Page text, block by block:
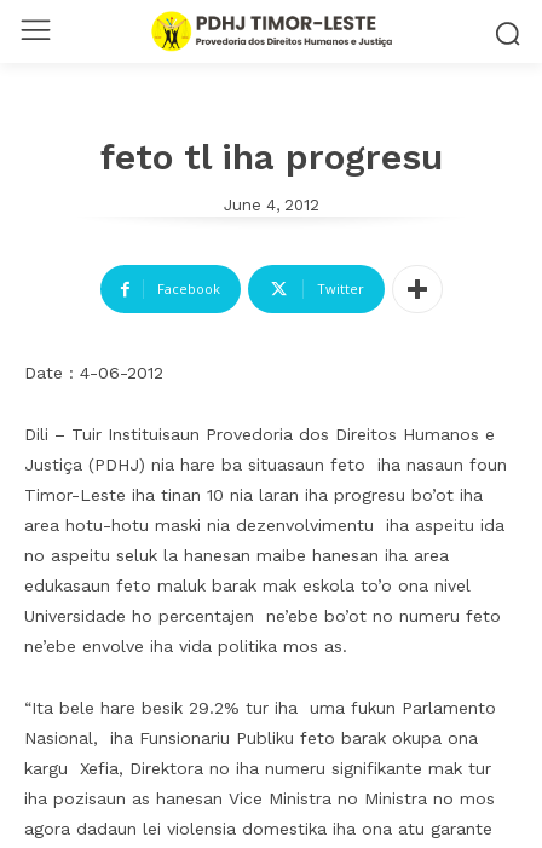
feto tl iha progresu
June 4, 2012
Facebook Twitter
Date : 4-06-2012
Dili – Tuir Instituisaun Provedoria dos Direitos Humanos e
Justiça (PDHJ) nia hare ba situasaun feto iha nasaun foun
Timor-Leste iha tinan 10 nia laran iha progresu bo’ot iha
area hotu-hotu maski nia dezenvolvimentu iha aspeitu ida
no aspeitu seluk la hanesan maibe hanesan iha area
edukasaun feto maluk barak mak eskola to’o ona nivel
Universidade ho percentajen ne’ebe bo’ot no numeru feto
ne’ebe envolve iha vida politika mos as.
“Ita bele hare besik 29.2% tur iha uma fukun Parlamento
Nasional, iha Funsionariu Publiku feto barak okupa ona
kargu Xefia, Direktora no iha numeru signifikante mak tur
iha pozisaun as hanesan Vice Ministra no Ministra no mos
agora dadaun lei violensia domestika iha ona atu garante